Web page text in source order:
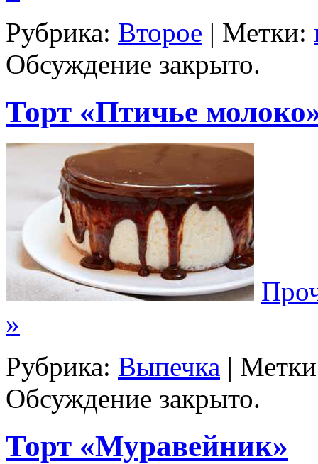
Рубрика: Второе | Метки:
Обсуждение закрыто.
Торт «Птичье
»
Рубрика: Выпечка |
Обсуждение закрыто.
Торт «Муравейник»